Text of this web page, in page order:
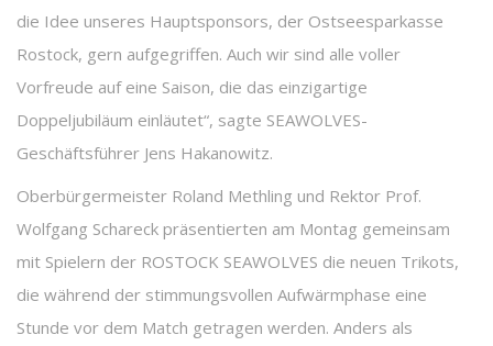
die Idee unseres Hauptsponsors, der Ostseesparkasse
Rostock, gern aufgegriffen. Auch wir sind alle voller
Vorfreude auf eine Saison, die das einzigartige
Doppeljubiläum einläutet“, sagte SEAWOLVES-
Geschäftsführer Jens Hakanowitz.
Oberbürgermeister Roland Methling und Rektor Prof.
Wolfgang Schareck präsentierten am Montag gemeinsam
mit Spielern der ROSTOCK SEAWOLVES die neuen Trikots,
die während der stimmungsvollen Aufwärmphase eine
Stunde vor dem Match getragen werden. Anders als